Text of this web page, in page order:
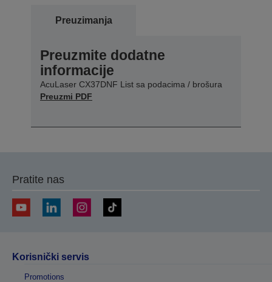
Preuzimanja
Preuzmite dodatne
informacije
AcuLaser CX37DNF List sa podacima / brošura
Preuzmi PDF
Pratite nas
Korisnički servis
Promotions